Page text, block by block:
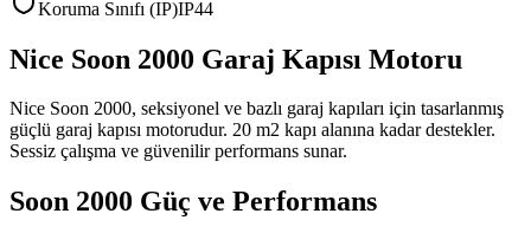
Koruma Sınıfı (IP)IP44
Nice Soon 2000 Garaj Kapısı Motoru
Nice Soon 2000, seksiyonel ve bazlı garaj kapıları için tasarlanmış
güçlü garaj kapısı motorudur. 20 m2 kapı alanına kadar destekler.
Sessiz çalışma ve güvenilir performans sunar.
Soon 2000 Güç ve Performans